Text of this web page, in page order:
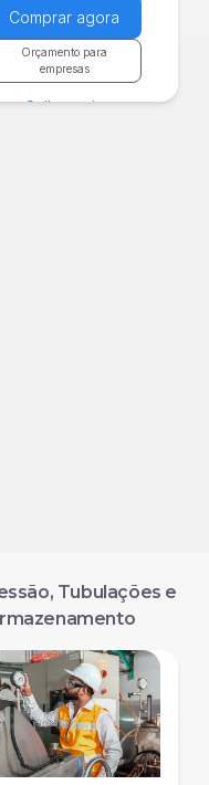
Comprar agora
Orçamento para
empresas
Saiba mais
Tubulações e